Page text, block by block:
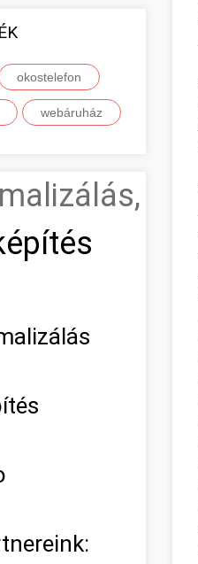
okostelefon
webáruház